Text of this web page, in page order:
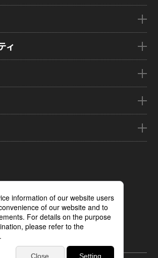
ルカメラ用ディスプレイ
反射板
センサー
開発サポート
ィ
室
ント基本方針
人財育成体系
るご質問
リシー